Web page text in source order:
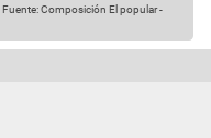
Fuente: Composición El popular-